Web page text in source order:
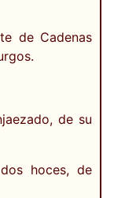
de Cadenas
de su
hoces, de